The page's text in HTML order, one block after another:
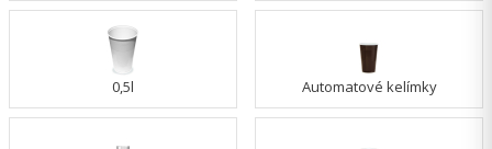
0,5l Automatové kelímky